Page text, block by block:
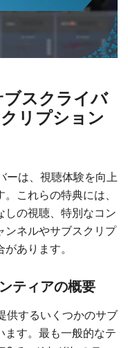
スクライバ
リプション
ーは、視聴体験を向上
これらの特典には、
しの視聴、特別なコン
ンネルやサブスクリプ
あります。
ティアの概要
供するいくつかのサブ
ます。最も一般的なテ